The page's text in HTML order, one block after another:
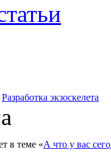
Разработка экзоскелета
в теме «А что у вас